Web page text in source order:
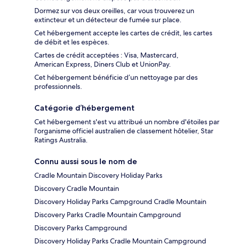
Dormez sur vos deux oreilles, car vous trouverez un
extincteur et un détecteur de fumée sur place.
Cet hébergement accepte les cartes de crédit, les cartes
de débit et les espèces.
Cartes de crédit acceptées : Visa, Mastercard,
American Express, Diners Club et UnionPay.
Cet hébergement bénéficie d’un nettoyage par des
professionnels.
Catégorie d’hébergement
Cet hébergement s'est vu attribué un nombre d'étoiles par
l'organisme officiel australien de classement hôtelier, Star
Ratings Australia.
Connu aussi sous le nom de
Cradle Mountain Discovery Holiday Parks
Discovery Cradle Mountain
Discovery Holiday Parks Campground Cradle Mountain
Discovery Parks Cradle Mountain Campground
Discovery Parks Campground
Discovery Holiday Parks Cradle Mountain Campground